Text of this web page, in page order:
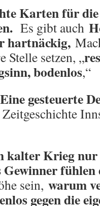
Karten für die
Es gibt auch
hartnäckig,
Stelle setzen, „
bodenlos,“
gesteuerte
kalter Krieg nur
Gewinner
sein, warum
gegen die